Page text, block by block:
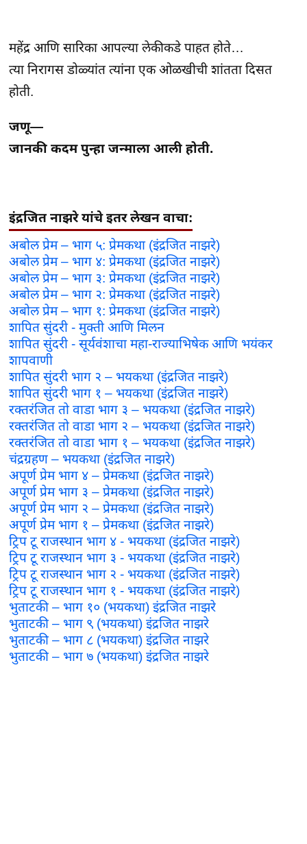
महेंद्र आणि सारिका आपल्या लेकीकडे पाहत होते…
त्या निरागस डोळ्यांत त्यांना एक ओळखीची शांतता दिसत
होती.
जणू—
जानकी कदम पुन्हा जन्माला आली होती.
इंद्रजित नाझरे यांचे इतर लेखन वाचा:
अबोल प्रेम – भाग ५: प्रेमकथा (इंद्रजित नाझरे)
अबोल प्रेम – भाग ४: प्रेमकथा (इंद्रजित नाझरे)
अबोल प्रेम – भाग ३: प्रेमकथा (इंद्रजित नाझरे)
अबोल प्रेम – भाग २: प्रेमकथा (इंद्रजित नाझरे)
अबोल प्रेम – भाग १: प्रेमकथा (इंद्रजित नाझरे)
शापित सुंदरी - मुक्ती आणि मिलन
शापित सुंदरी - सूर्यवंशाचा महा-राज्याभिषेक आणि भयंकर
शापवाणी
शापित सुंदरी भाग २ – भयकथा (इंद्रजित नाझरे)
शापित सुंदरी भाग १ – भयकथा (इंद्रजित नाझरे)
रक्तरंजित तो वाडा भाग ३ – भयकथा (इंद्रजित नाझरे)
रक्तरंजित तो वाडा भाग २ – भयकथा (इंद्रजित नाझरे)
रक्तरंजित तो वाडा भाग १ – भयकथा (इंद्रजित नाझरे)
चंद्रग्रहण – भयकथा (इंद्रजित नाझरे)
अपूर्ण प्रेम भाग ४ – प्रेमकथा (इंद्रजित नाझरे)
अपूर्ण प्रेम भाग ३ – प्रेमकथा (इंद्रजित नाझरे)
अपूर्ण प्रेम भाग २ – प्रेमकथा (इंद्रजित नाझरे)
अपूर्ण प्रेम भाग १ – प्रेमकथा (इंद्रजित नाझरे)
ट्रिप टू राजस्थान भाग ४ - भयकथा (इंद्रजित नाझरे)
ट्रिप टू राजस्थान भाग ३ - भयकथा (इंद्रजित नाझरे)
ट्रिप टू राजस्थान भाग २ - भयकथा (इंद्रजित नाझरे)
ट्रिप टू राजस्थान भाग १ - भयकथा (इंद्रजित नाझरे)
भुताटकी – भाग १० (भयकथा) इंद्रजित नाझरे
भुताटकी – भाग ९ (भयकथा) इंद्रजित नाझरे
भुताटकी – भाग ८ (भयकथा) इंद्रजित नाझरे
भुताटकी – भाग ७ (भयकथा) इंद्रजित नाझरे